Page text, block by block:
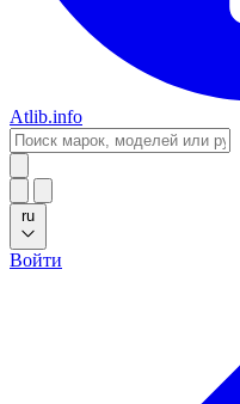
Atlib.info
ru
Войти